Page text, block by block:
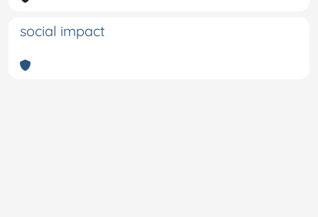
social impact